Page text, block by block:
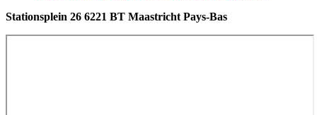
Stationsplein 26 6221 BT Maastricht Pays-Bas